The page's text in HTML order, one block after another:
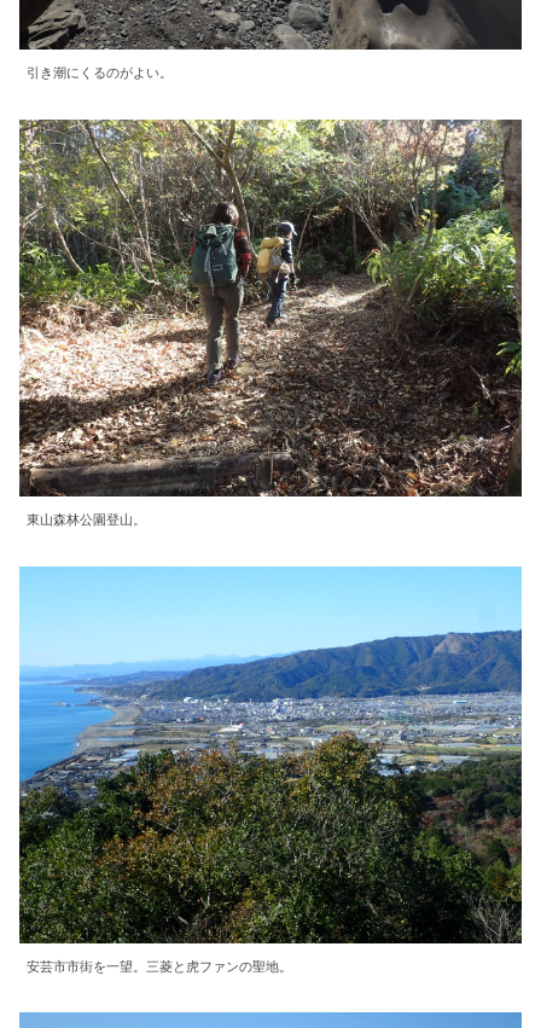
引き潮にくるのがよい。
東山森林公園登山。
安芸市市街を一望。三菱と虎ファンの聖地。